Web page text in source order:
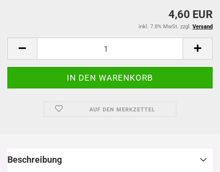
4,60 EUR
inkl. 7.8% MwSt. zzgl. Versand
AUF DEN MERKZETTEL
Beschreibung